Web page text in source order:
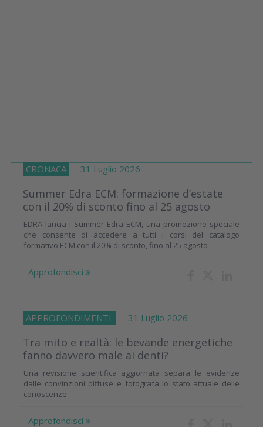
CRONACA 31 Luglio 2026
Summer Edra ECM: formazione d’estate
con il 20% di sconto fino al 25 agosto
EDRA lancia i Summer Edra ECM, una promozione speciale
che consente di accedere a tutti i corsi del catalogo
formativo ECM con il 20% di sconto, fino al 25 agosto
Approfondisci
APPROFONDIMENTI 31 Luglio 2026
Tra mito e realtà: le bevande energetiche
fanno davvero male ai denti?
Una revisione scientifica aggiornata separa le evidenze
dalle convinzioni diffuse e fotografa lo stato attuale delle
conoscenze
Approfondisci